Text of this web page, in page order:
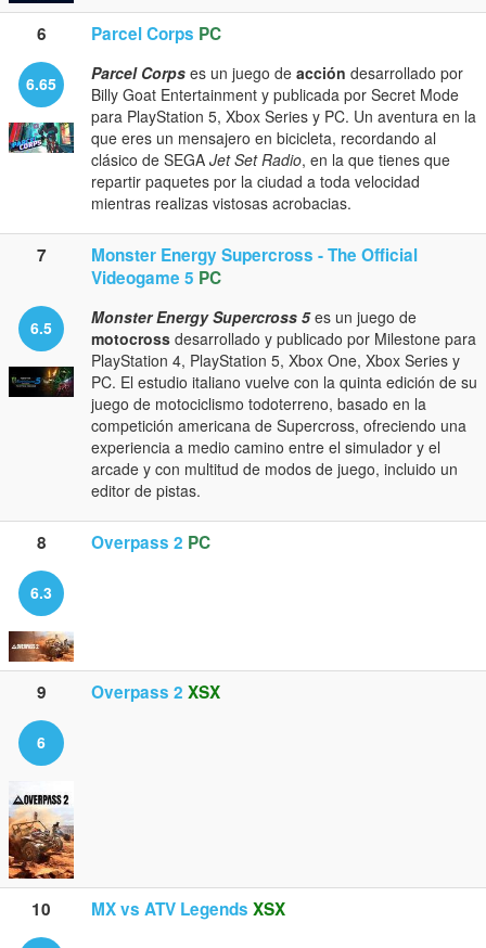
6 Parcel Corps PC
6.65 Parcel Corps es un juego de acción desarrollado por
Billy Goat Entertainment y publicada por Secret Mode
para PlayStation 5, Xbox Series y PC. Un aventura en la
que eres un mensajero en bicicleta, recordando al
clásico de SEGA Jet Set Radio, en la que tienes que
repartir paquetes por la ciudad a toda velocidad
mientras realizas vistosas acrobacias.
7
Monster Energy Supercross - The Official
Videogame 5 PC
6.5 Monster Energy Supercross 5es un juego de
motocross​ desarrollado y publicado por Milestone para
PlayStation 4, PlayStation 5, Xbox One, Xbox Series y
PC. El estudio italiano vuelve con la quinta edición de su
juego de motociclismo todoterreno, basado en la
competición americana de Supercross, ofreciendo una
experiencia a medio camino entre el simulador y el
arcade y con multitud de modos de juego, incluido un
editor de pistas.
8 Overpass 2 PC
6.3
9 Overpass 2 XSX
6
10 MX vs ATV Legends XSX